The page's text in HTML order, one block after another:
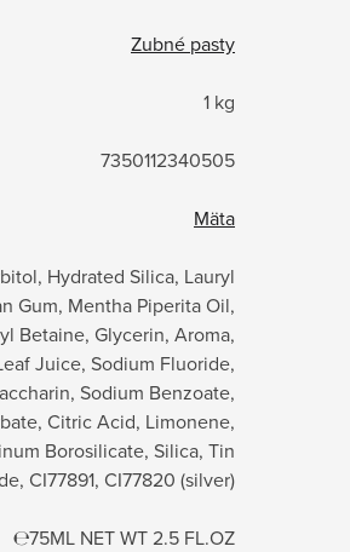
Zubné pasty
1 kg
7350112340505
Mäta
Hydrated Silica, Lauryl
Gum, Mentha Piperita Oil,
Betaine, Glycerin, Aroma,
Juice, Sodium Fluoride,
Sodium Benzoate,
Citric Acid, Limonene,
Borosilicate, Silica, Tin
CI77891, CI77820 (silver)
℮75ML NET WT 2.5 FL.OZ